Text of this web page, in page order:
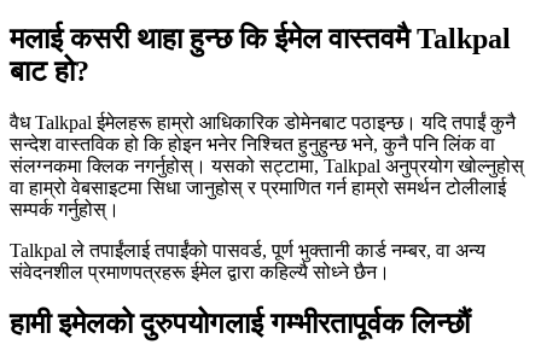
मलाई कसरी थाहा हुन्छ कि ईमेल वास्तवमै Talkpal
बाट हो?
वैध Talkpal ईमेलहरू हाम्रो आधिकारिक डोमेनबाट पठाइन्छ। यदि तपाईं कुनै
सन्देश वास्तविक हो कि होइन भनेर निश्चित हुनुहुन्छ भने, कुनै पनि लिंक वा
संलग्नकमा क्लिक नगर्नुहोस्। यसको सट्टामा, Talkpal अनुप्रयोग खोल्नुहोस्
वा हाम्रो वेबसाइटमा सिधा जानुहोस् र प्रमाणित गर्न हाम्रो समर्थन टोलीलाई
सम्पर्क गर्नुहोस्।
Talkpal ले तपाईंलाई तपाईंको पासवर्ड, पूर्ण भुक्तानी कार्ड नम्बर, वा अन्य
संवेदनशील प्रमाणपत्रहरू ईमेल द्वारा कहिल्यै सोध्ने छैन।
हामी इमेलको दुरुपयोगलाई गम्भीरतापूर्वक लिन्छौं